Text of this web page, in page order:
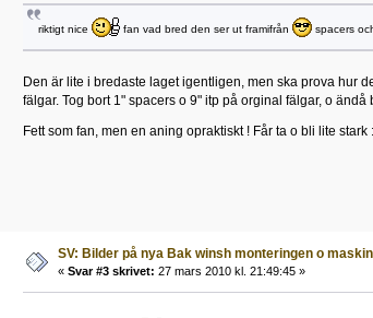
riktigt nice fan vad bred den ser ut framifrån spacers
Den är lite i bredaste laget igentligen, men ska prova hur
fälgar. Tog bort 1" spacers o 9" itp på orginal fälgar, o
Fett som fan, men en aning opraktiskt ! Får ta o bli lite
SV: Bilder på nya Bak winsh monteringen o
« Svar #3 skrivet: 27 mars 2010 kl. 21:49:45 »